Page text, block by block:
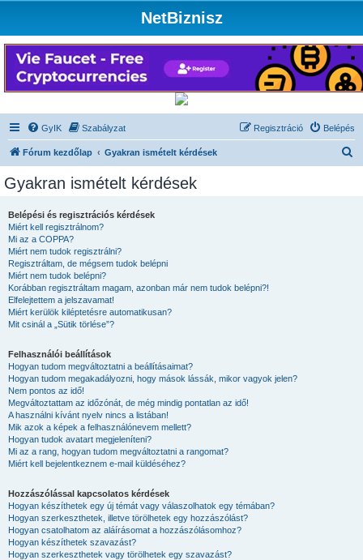
NetBiznisz
GyIK Szabályzat Belépés
Regisztráció
Fórum kezdőlap Gyakran ismételt kérdések
Gyakran ismételt kérdések
Belépési és regisztrációs kérdések
Miért kell regisztrálnom?
Mi az a COPPA?
Miért nem tudok regisztrálni?
Regisztráltam, de mégsem tudok belépni
Miért nem tudok belépni?
Korábban regisztráltam magam, azonban már nem tudok belépni?!
Elfelejtettem a jelszavamat!
Miért kerülök kiléptetésre automatikusan?
Mit csinál a „Sütik törlése”?
Felhasználói beállítások
Hogyan tudom megváltoztatni a beállításaimat?
Hogyan tudom megakadályozni, hogy mások lássák, mikor vagyok jelen?
Nem pontos az idő!
Megváltoztattam az időzónát, de még mindig pontatlan az idő!
A használni kívánt nyelv nincs a listában!
Mik azok a képek a felhasználónevem mellett?
Hogyan tudok avatart megjeleníteni?
Mi az a rang, hogyan tudom megváltoztatni a rangomat?
Miért kell bejelentkeznem e-mail küldéséhez?
Hozzászólással kapcsolatos kérdések
Hogyan készíthetek egy új témát vagy válaszolhatok egy témában?
Hogyan szerkeszthetek, illetve törölhetek egy hozzászólást?
Hogyan csatolhatom az aláírásomat a hozzászólásomhoz?
Hogyan készíthetek szavazást?
Hogyan szerkeszthetek vagy törölhetek egy szavazást?